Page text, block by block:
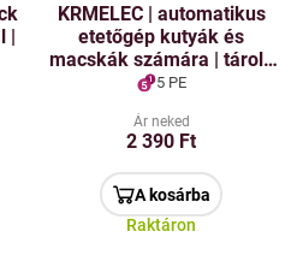
|
KRMELEC | automatikus
etetőgép kutyák és
macskák számára | tároló
az eledel számára | 1,5 L
5 PE
Ár neked
2 390 Ft
A kosárba
Raktáron